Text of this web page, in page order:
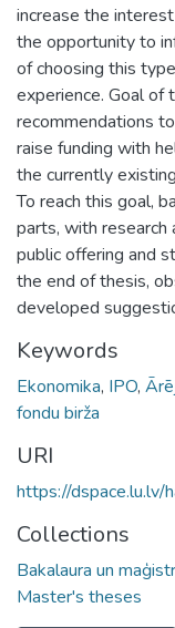
increase the
the opportunity to
of choosing this
experience. Goal of
recommendations
raise funding with
the currently
To reach this goal,
parts, with research
public offering and
the end of thesis,
developed
Keywords
Ekonomika, IPO,
fondu birža
URI
https://
Collections
Bakalaura un
Master's theses